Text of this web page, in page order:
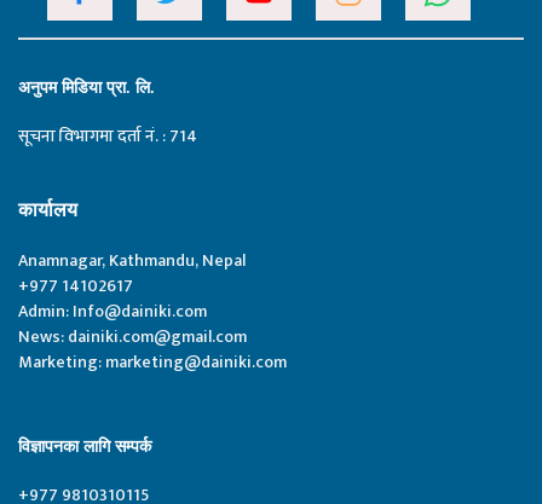
अनुपम मिडिया प्रा. लि.
सूचना विभागमा दर्ता नं. : 714
कार्यालय
Anamnagar, Kathmandu, Nepal
+977 14102617
Admin:Info@dainiki.com
News:dainiki.com@gmail.com
Marketing:marketing@dainiki.com
विज्ञापनका लागि सम्पर्क
+977 9810310115